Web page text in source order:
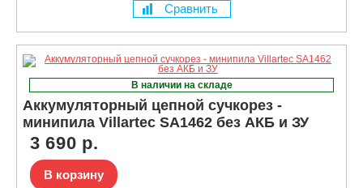
Сравнить
В наличии на складе
Аккумуляторный цепной сучкорез -
минипила Villartec SA1462 без АКБ и ЗУ
3 690 р.
В корзину